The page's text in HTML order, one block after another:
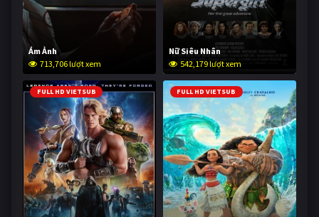
Ám Ảnh
713,706 lượt xem
Nữ Siêu Nhân
542,179 lượt xem
FULL HD VIETSUB FULL HD VIETSUB